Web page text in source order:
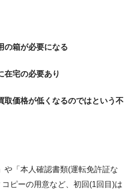
の箱が必要になる
在宅の必要あり
取価格が低くなるのではという不
や「本人確認書類(運転免許証な
ピーの用意など、初回(1回目)は